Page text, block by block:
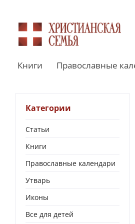
Книги Православные
Категории
Статьи
Книги
Православные календари
Утварь
Иконы
Все для детей